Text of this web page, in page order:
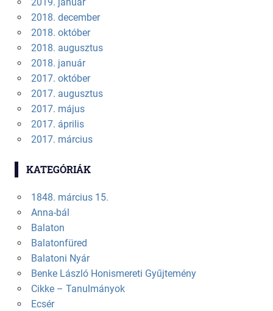
2019. január
2018. december
2018. október
2018. augusztus
2018. január
2017. október
2017. augusztus
2017. május
2017. április
2017. március
KATEGÓRIÁK
1848. március 15.
Anna-bál
Balaton
Balatonfüred
Balatoni Nyár
Benke László Honismereti Gyűjtemény
Cikke – Tanulmányok
Ecsér